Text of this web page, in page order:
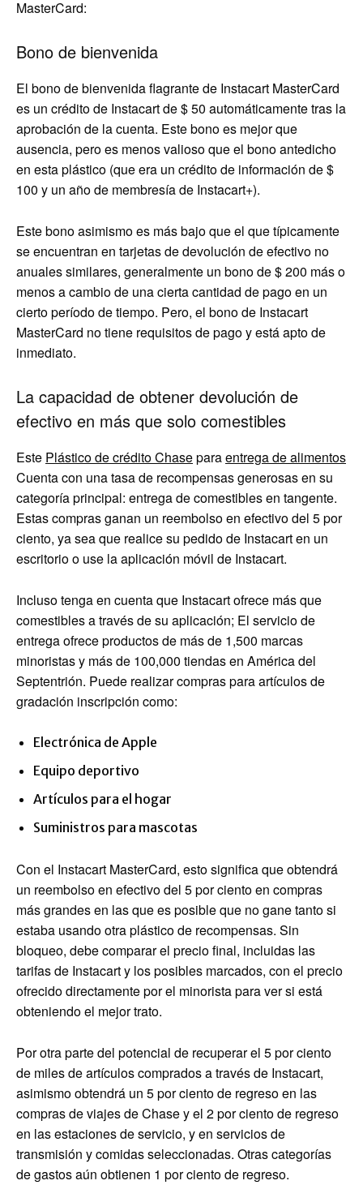
MasterCard:
Bono de bienvenida
El bono de bienvenida flagrante de Instacart MasterCard
es un crédito de Instacart de $ 50 automáticamente tras la
aprobación de la cuenta. Este bono es mejor que
ausencia, pero es menos valioso que el bono antedicho
en esta plástico (que era un crédito de información de $
100 y un año de membresía de Instacart+).
Este bono asimismo es más bajo que el que típicamente
se encuentran en tarjetas de devolución de efectivo no
anuales similares, generalmente un bono de $ 200 más o
menos a cambio de una cierta cantidad de pago en un
cierto período de tiempo. Pero, el bono de Instacart
MasterCard no tiene requisitos de pago y está apto de
inmediato.
La capacidad de obtener devolución de
efectivo en más que solo comestibles
Este Plástico de crédito Chaseparaentrega de alimentos
Cuenta con una tasa de recompensas generosas en su
categoría principal: entrega de comestibles en tangente.
Estas compras ganan un reembolso en efectivo del 5 por
ciento, ya sea que realice su pedido de Instacart en un
escritorio o use la aplicación móvil de Instacart.
Incluso tenga en cuenta que Instacart ofrece más que
comestibles a través de su aplicación; El servicio de
entrega ofrece productos de más de 1,500 marcas
minoristas y más de 100,000 tiendas en América del
Septentrión. Puede realizar compras para artículos de
gradación inscripción como:
Electrónica de Apple
Equipo deportivo
Artículos para el hogar
Suministros para mascotas
Con el Instacart MasterCard, esto significa que obtendrá
un reembolso en efectivo del 5 por ciento en compras
más grandes en las que es posible que no gane tanto si
estaba usando otra plástico de recompensas. Sin
bloqueo, debe comparar el precio final, incluidas las
tarifas de Instacart y los posibles marcados, con el precio
ofrecido directamente por el minorista para ver si está
obteniendo el mejor trato.
Por otra parte del potencial de recuperar el 5 por ciento
de miles de artículos comprados a través de Instacart,
asimismo obtendrá un 5 por ciento de regreso en las
compras de viajes de Chase y el 2 por ciento de regreso
en las estaciones de servicio, y en servicios de
transmisión y comidas seleccionadas. Otras categorías
de gastos aún obtienen 1 por ciento de regreso.